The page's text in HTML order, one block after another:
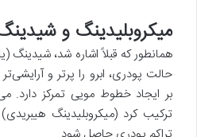
میکروبلیدینگ و
همانطور که قبلاً اشاره شد، شیدینگ
حالت پودری، ابرو را پرتر و
بر ایجاد خطوط مویی تمرکز دارد.
ترکیب کرد (میکروبلیدینگ